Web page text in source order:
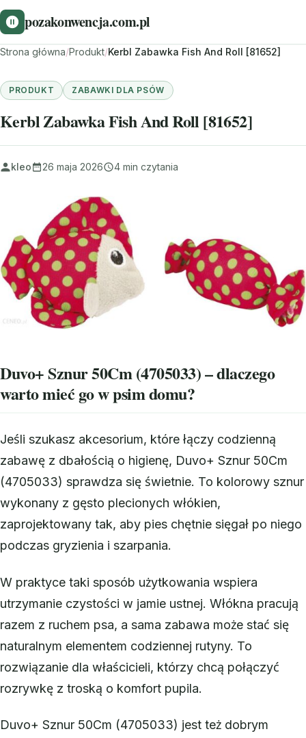
pozakonwencja.com.pl
Strona główna/Produkt/Kerbl Zabawka Fish And Roll [81652]
PRODUKT ZABAWKI DLA PSÓW
Kerbl Zabawka Fish And Roll [81652]
kleo 26 maja 2026 4 min czytania
Duvo+ Sznur 50Cm (4705033) – dlaczego
warto mieć go w psim domu?
Jeśli szukasz akcesorium, które łączy codzienną
zabawę z dbałością o higienę, Duvo+ Sznur 50Cm
(4705033) sprawdza się świetnie. To kolorowy sznur
wykonany z gęsto plecionych włókien,
zaprojektowany tak, aby pies chętnie sięgał po niego
podczas gryzienia i szarpania.
W praktyce taki sposób użytkowania wspiera
utrzymanie czystości w jamie ustnej. Włókna pracują
razem z ruchem psa, a sama zabawa może stać się
naturalnym elementem codziennej rutyny. To
rozwiązanie dla właścicieli, którzy chcą połączyć
rozrywkę z troską o komfort pupila.
Duvo+ Sznur 50Cm (4705033) jest też dobrym